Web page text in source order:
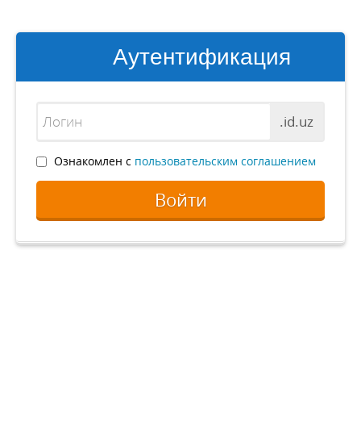
Аутентификация
.id.uz
Ознакомлен с пользовательским соглашением
Войти